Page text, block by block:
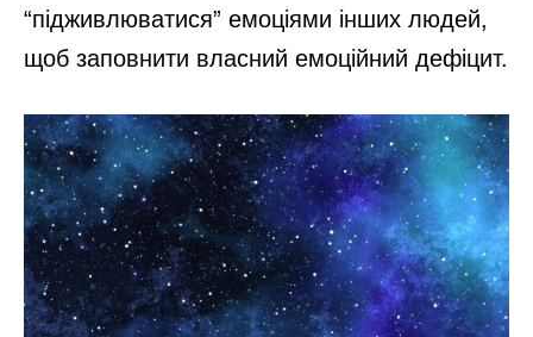
“підживлюватися” емоціями інших людей,
щоб заповнити власний емоційний дефіцит.